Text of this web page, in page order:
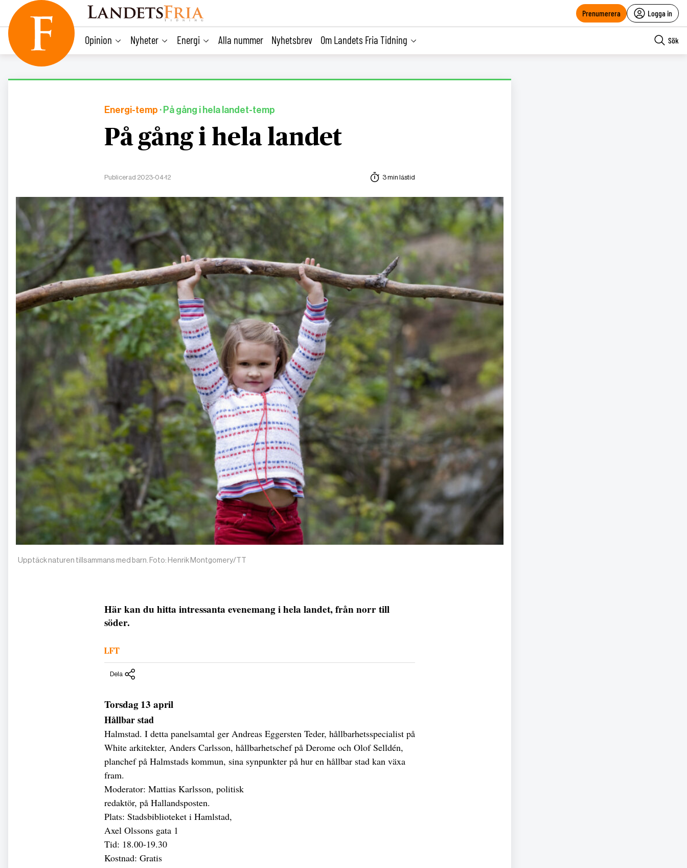
content
Prenumerera Logga in
Opinion Nyheter Energi Alla nummer Nyhetsbrev Om Landets Fria Tidning Sök
Energi-temp · På gång i hela landet-temp
På gång i hela landet
Publicerad 2023-04-12 3 min lästid
Upptäck naturen tillsammans med barn. Foto: Henrik Montgomery/TT
Här kan du hitta intressanta evenemang i hela landet, från norr till
söder.
LFT
Dela
Torsdag 13 april
Hållbar stad
Halmstad. I detta panelsamtal ger Andreas Eggersten Teder, hållbarhetsspecialist på
White arkitekter, Anders Carlsson, hållbarhetschef på Derome och Olof Selldén,
planchef på Halmstads kommun, sina synpunkter på hur en hållbar stad kan växa
fram.
Moderator: Mattias Karlsson, politisk
redaktör, på Hallandsposten.
Plats: Stadsbiblioteket i Hamlstad,
Axel Olssons gata 1
Tid: 18.00-19.30
Kostnad: Gratis